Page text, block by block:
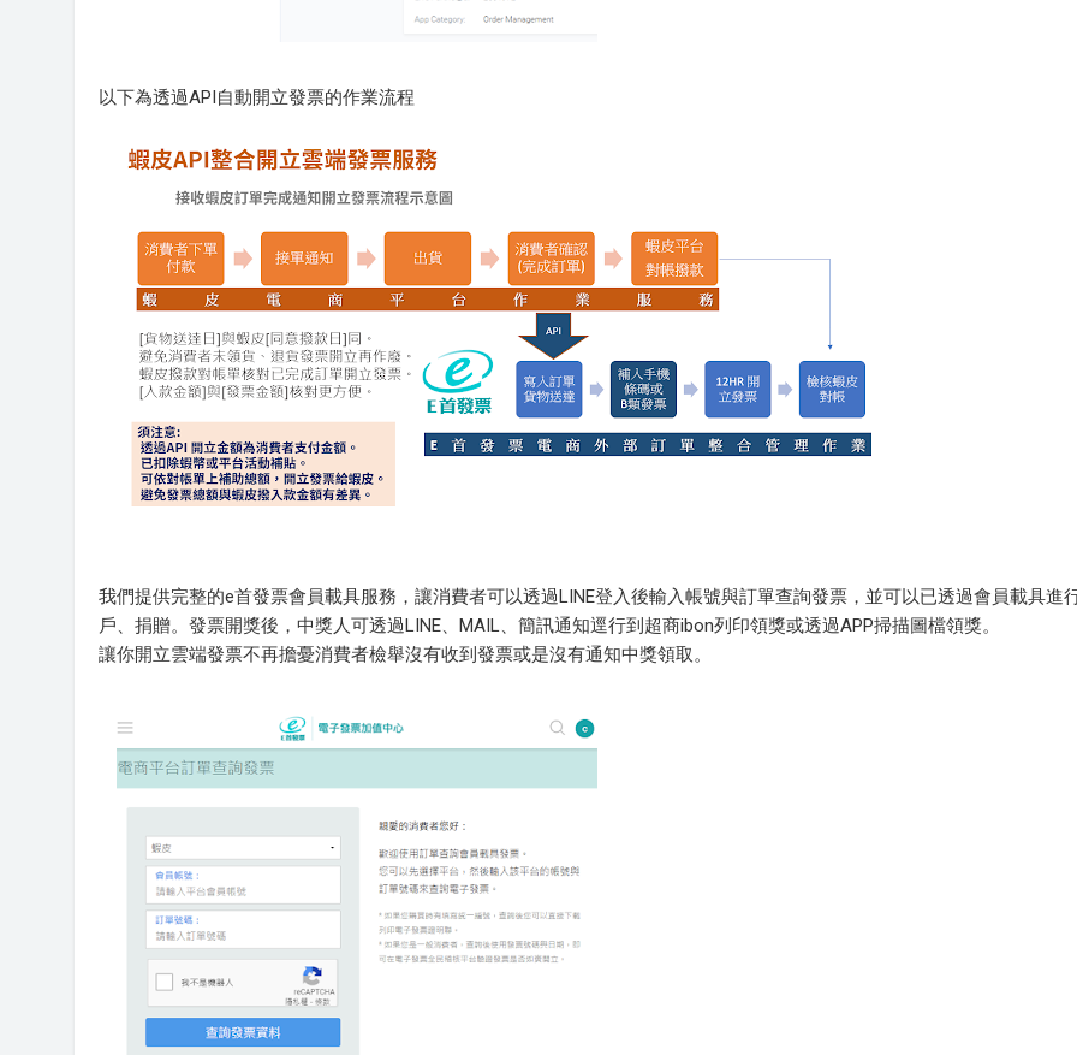
以下為透過API自動開立發票的作業流程
我們提供完整的e首發票會員載具服務，讓消費者可以透過LINE登入後輸入帳號與訂單查詢發票，並可以已透過會員載具進
戶、捐贈。發票開獎後，中獎人可透過LINE、MAIL、簡訊通知逕行到超商ibon列印領獎或透過APP掃描圖檔領獎。
讓你開立雲端發票不再擔憂消費者檢舉沒有收到發票或是沒有通知中獎領取。